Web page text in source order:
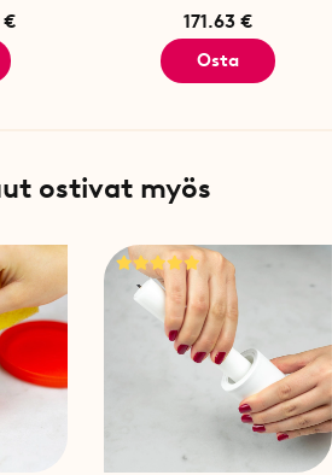
€
171.63 €
Osta
ostivat myös